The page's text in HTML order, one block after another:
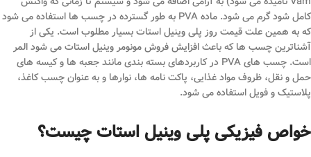
کامل شود گرم می شود. ماده PVA به طور گسترده در چسب ها استفاده می شود
که به همین علت قیمت روز پلی وینیل استات بسیار مطلوب است. یکی از
آشناترین چسب ها که باعث افزایش فروش مونومر وینیل استات می شود المر
است. چسب های PVA در کاربردهای بسته بندی مانند جعبه ها و کیسه های
حمل و نقل، ظروف مواد غذایی، پاکت نامه ها، نوارها و به عنوان چسب کاغذ،
پلاستیک و فویل استفاده می شود.
خواص فیزیکی پلی وینیل استات چیست؟